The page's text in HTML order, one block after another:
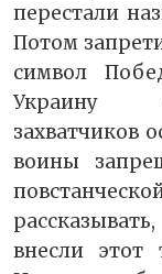
перестали
Потом
символ
Украину
захватчиков
воины
внесли этот